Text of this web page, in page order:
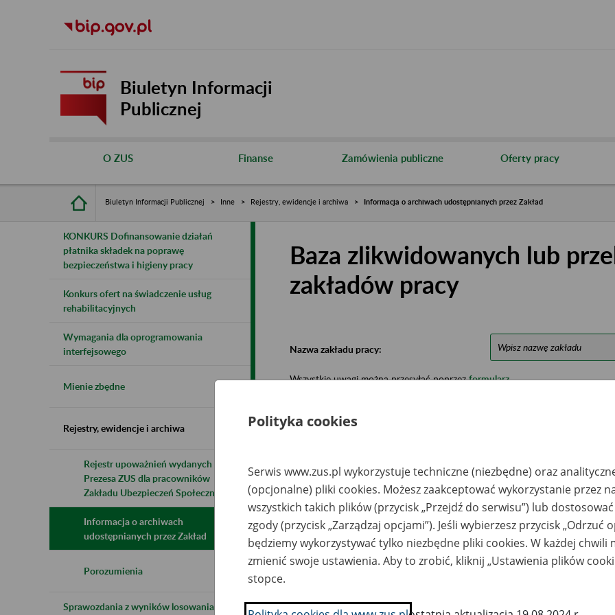
Biuletyn Informacji
Publicznej
O ZUS Finanse Zamówienia publiczne Oferty pracy
Biuletyn Informacji Publicznej Inne Rejestry, ewidencje i archiwa Informacja o archiwach udostępnianych przez Zakład
KONKURS Dofinansowanie działań
płatnika składek na poprawę
bezpieczeństwa i higieny pracy
Konkurs ofert na świadczenie usług
rehabilitacyjnych
Wymagania dla oprogramowania
interfejsowego
Mienie zbędne
Rejestry, ewidencje i archiwa
Rejestr upoważnień wydanych przez
Prezesa ZUS dla pracowników
Zakładu Ubezpieczeń Społecznych
Informacja o archiwach
udostępnianych przez Zakład
Porozumienia
Sprawozdania z wyników losowania do
Baza zlikwidowanych lub
zakładów pracy
Nazwa zakładu pracy:
Wszystkie uwagi można przesyłać poprzezformularz
zlikwidowanego
zakładu pracy
Miejsce
przechowywania
dokumentów
Nr zespołu akt w
archiwum
państwowym
Daty
Przedsiębiorstwo
Wielobranżowe
EKOPAL Sp. z o.o. -
Pomorska Agencja
Finansowa -Toruń Sp.
z o.o. – 87-100 Toruń,
sekretariat@paf-
Polityka cookies
Serwis www.zus.pl wykorzystuje techniczne (niezbędne) oraz
(opcjonalne) pliki cookies. Możesz zaakceptować wykorzystanie przez
wszystkich takich plików (przycisk „Przejdź do serwisu”) lub
zgody (przycisk „Zarządzaj opcjami”). Jeśli wybierzesz przycisk „Odrzuć
będziemy wykorzystywać tylko niezbędne pliki cookies. W każdej chwili
zmienić swoje ustawienia. Aby to zrobić, kliknij „Ustawienia plików
stopce.